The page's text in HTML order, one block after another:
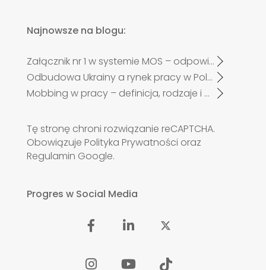
Najnowsze na blogu:
Załącznik nr 1 w systemie MOS – odpowiadamy na najczęściej zadawane pytania pracodawców po zmianach od 27 kwietnia 2026 r.
Odbudowa Ukrainy a rynek pracy w Polsce. Czy zabraknie specjalistów?
Mobbing w pracy – definicja, rodzaje i przykłady
Tę stronę chroni rozwiązanie reCAPTCHA.
Obowiązuje Polityka Prywatności oraz
Regulamin Google.
Progres w Social Media